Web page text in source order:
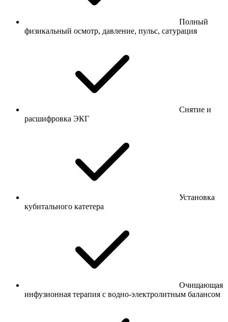
Полный
физикальный осмотр, давление, пульс, сатурация
Снятие и
расшифровка ЭКГ
Установка
кубитального катетера
Очищающая
инфузионная терапия с водно-электролитным балансом